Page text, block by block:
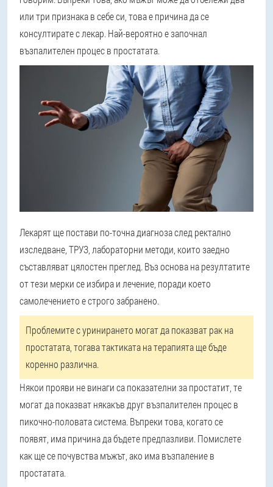
или три признака в себе си, това е причина да се
консултирате с лекар. Най-вероятно е започнал
възпалителен процес в простатата.
Лекарят ще постави по-точна диагноза след ректално
изследване, ТРУЗ, лабораторни методи, които заедно
съставляват цялостен преглед. Въз основа на резултатите
от тези мерки се избира и лечение, поради което
самолечението е строго забранено.
Проблемите с уринирането могат да показват рак на
простатата, тогава тактиката на терапията ще бъде
коренно различна.
Някои прояви не винаги са показателни за простатит, те
могат да показват някакъв друг възпалителен процес в
пикочно-половата система. Въпреки това, когато се
появят, има причина да бъдете предпазливи. Помислете
как ще се почувства мъжът, ако има възпаление в
простатата.